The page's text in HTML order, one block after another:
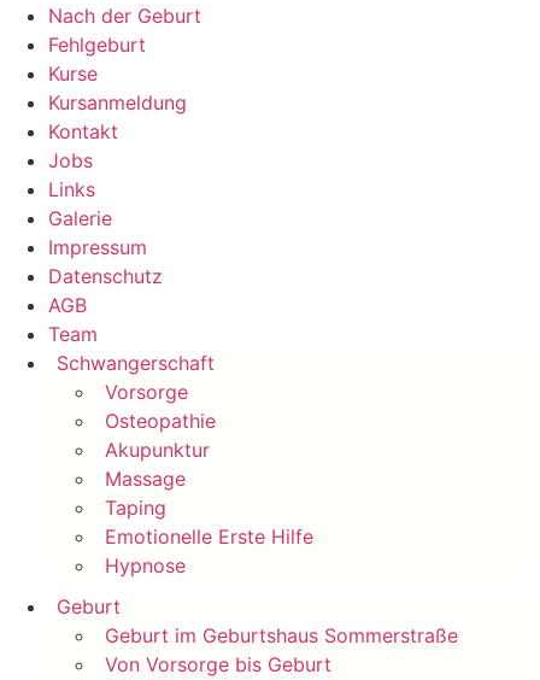
Nach der Geburt
Fehlgeburt
Kurse
Kursanmeldung
Kontakt
Jobs
Links
Galerie
Impressum
Datenschutz
AGB
Team
Schwangerschaft
Vorsorge
Osteopathie
Akupunktur
Massage
Taping
Emotionelle Erste Hilfe
Hypnose
Geburt
Geburt im Geburtshaus Sommerstraße
Von Vorsorge bis Geburt